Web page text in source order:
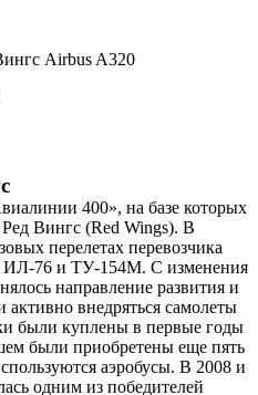
Airbus A320
400», на базе которых
Вингс (Red Wings). В
перелетах перевозчика
ИЛ-76 и ТУ-154М. С изменения
направление развития и
внедряться самолеты
были куплены в первые годы
были приобретены еще пять
аэробусы. В 2008 и
одним из победителей